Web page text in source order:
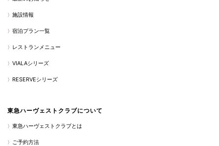
施設情報
宿泊プラン一覧
レストランメニュー
VIALAシリーズ
RESERVEシリーズ
東急ハーヴェストクラブについて
東急ハーヴェストクラブとは
ご予約方法